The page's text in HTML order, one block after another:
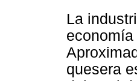
La
quesera